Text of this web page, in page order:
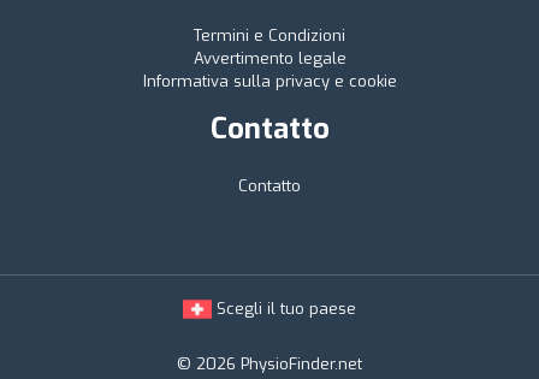
Termini e Condizioni
Avvertimento legale
Informativa sulla privacy e cookie
Contatto
Contatto
Scegli il tuo paese
© 2026 PhysioFinder.net